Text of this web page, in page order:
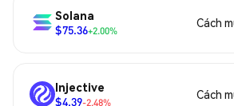
Solana
$75.36+2.00%
Cách
Injective
$4.39-2.48%
Cách